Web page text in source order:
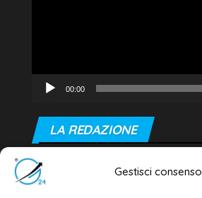
Gestisci consenso
00:00
LA REDAZIONE
Editore e direttore responsabile:
Dott. Daniele G. Masciullo